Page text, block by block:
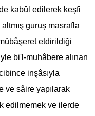
kabûl edilerek keşfi
guruş masrafla
etdirildiği
bi'l-muhâbere alınan
inşâsıyla
ve sâire yapılarak
edilmemek ve ilerde